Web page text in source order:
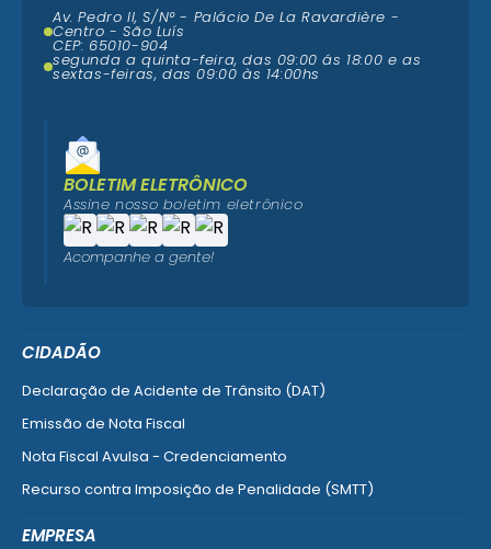
CIDADÃO
Declaração de Acidente de Trânsito (DAT)
Emissão de Nota Fiscal
Nota Fiscal Avulsa - Credenciamento
Recurso contra Imposição de Penalidade (SMTT)
EMPRESA
Av. Pedro II, S/N° - Palácio De La Ravardière -
Centro - São Luís
CEP: 65010-904
segunda a quinta-feira, das 09:00 ás 18:00 e as
sextas-feiras, das 09:00 às 14:00hs
BOLETIM ELETRÔNICO
Assine nosso boletim eletrônico
Acompanhe a gente!